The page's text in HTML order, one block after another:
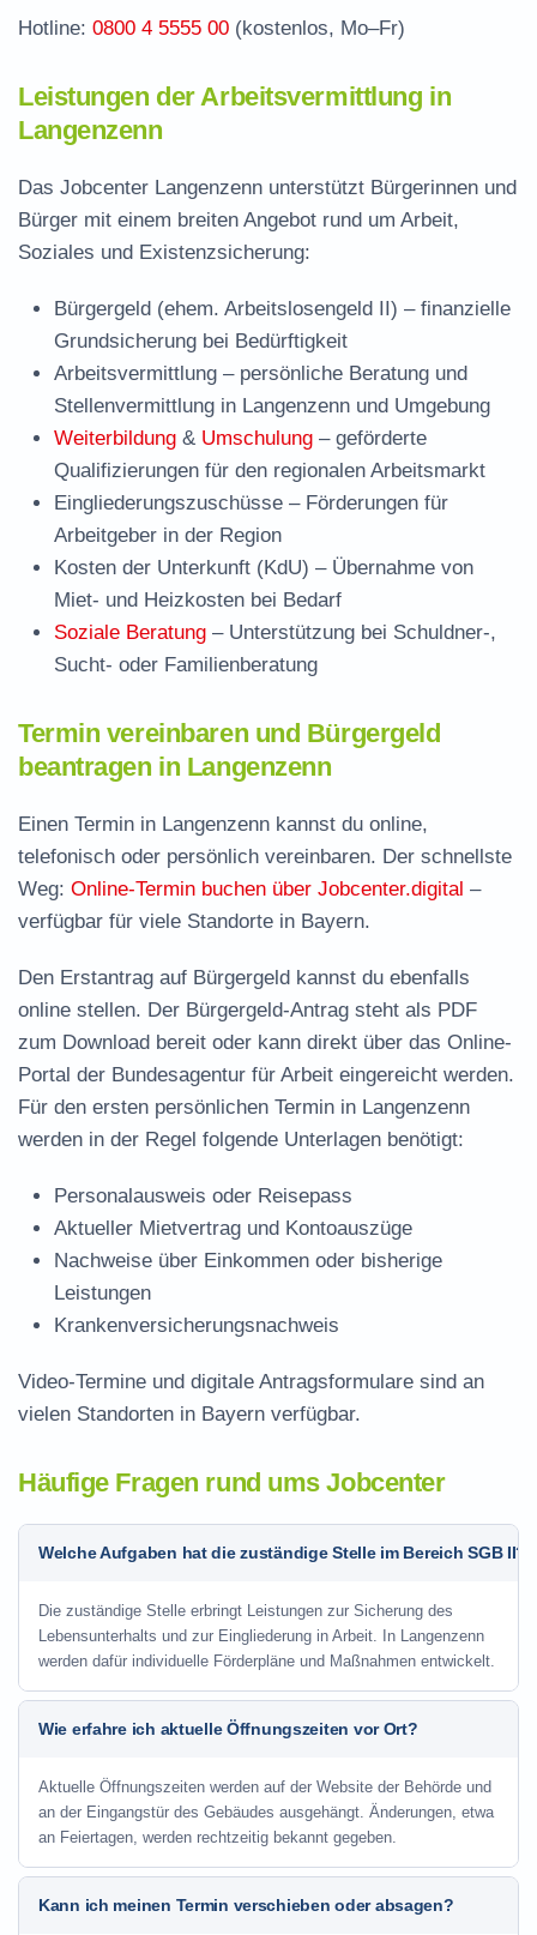
Hotline: 0800 4 5555 00 (kostenlos, Mo–Fr)
Leistungen der Arbeitsvermittlung in
Langenzenn
Das Jobcenter Langenzenn unterstützt Bürgerinnen und
Bürger mit einem breiten Angebot rund um Arbeit,
Soziales und Existenzsicherung:
Bürgergeld (ehem. Arbeitslosengeld II) – finanzielle
Grundsicherung bei Bedürftigkeit
Arbeitsvermittlung – persönliche Beratung und
Stellenvermittlung in Langenzenn und Umgebung
Weiterbildung & Umschulung – geförderte
Qualifizierungen für den regionalen Arbeitsmarkt
Eingliederungszuschüsse – Förderungen für
Arbeitgeber in der Region
Kosten der Unterkunft (KdU) – Übernahme von
Miet- und Heizkosten bei Bedarf
Soziale Beratung – Unterstützung bei Schuldner-,
Sucht- oder Familienberatung
Termin vereinbaren und Bürgergeld
beantragen in Langenzenn
Einen Termin in Langenzenn kannst du online,
telefonisch oder persönlich vereinbaren. Der schnellste
Weg: Online-Termin buchen über Jobcenter.digital –
verfügbar für viele Standorte in Bayern.
Den Erstantrag auf Bürgergeld kannst du ebenfalls
online stellen. Der Bürgergeld-Antrag steht als PDF
zum Download bereit oder kann direkt über das Online-
Portal der Bundesagentur für Arbeit eingereicht werden.
Für den ersten persönlichen Termin in Langenzenn
werden in der Regel folgende Unterlagen benötigt:
Personalausweis oder Reisepass
Aktueller Mietvertrag und Kontoauszüge
Nachweise über Einkommen oder bisherige
Leistungen
Krankenversicherungsnachweis
Video-Termine und digitale Antragsformulare sind an
vielen Standorten in Bayern verfügbar.
Häufige Fragen rund ums Jobcenter
Welche Aufgaben hat die zuständige Stelle im Bereich SGB II?
Die zuständige Stelle erbringt Leistungen zur Sicherung des
Lebensunterhalts und zur Eingliederung in Arbeit. In Langenzenn
werden dafür individuelle Förderpläne und Maßnahmen entwickelt.
Wie erfahre ich aktuelle Öffnungszeiten vor Ort?
Aktuelle Öffnungszeiten werden auf der Website der Behörde und
an der Eingangstür des Gebäudes ausgehängt. Änderungen, etwa
an Feiertagen, werden rechtzeitig bekannt gegeben.
Kann ich meinen Termin verschieben oder absagen?